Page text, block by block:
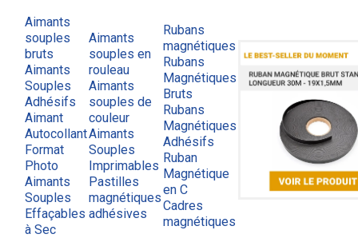
Aimants
souples
bruts
Aimants
Souples
Adhésifs
Aimant
Autocollant
Format
Photo
Aimants
Souples
Effaçables
à Sec
Aimants
souples en
rouleau
Aimants
souples de
couleur
Aimants
Souples
Imprimables
Pastilles
magnétiques
adhésives
Rubans
magnétiques
Rubans
Magnétiques
Bruts
Rubans
Magnétiques
Adhésifs
Ruban
Magnétique
en C
Cadres
magnétiques